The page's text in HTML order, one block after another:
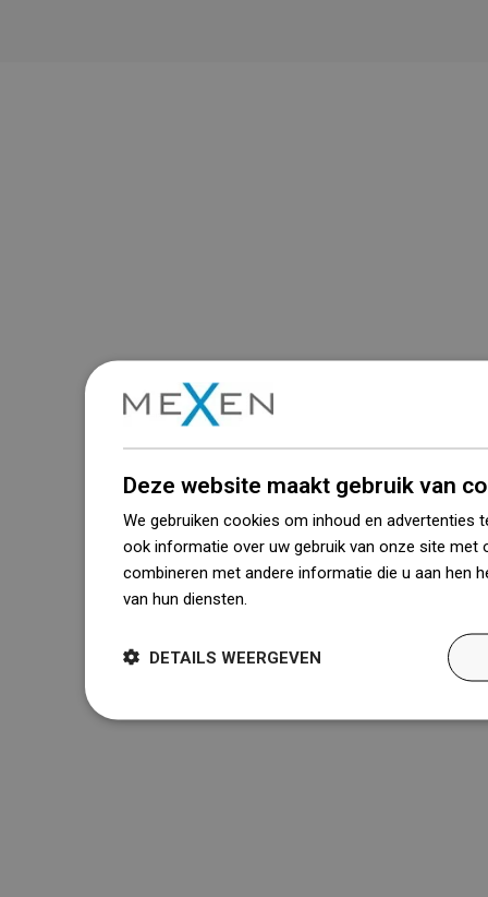
Deze website maakt gebruik van
We gebruiken cookies om inhoud en advertenties
ook informatie over uw gebruik van onze site met
combineren met andere informatie die u aan hen
van hun diensten.
DETAILS WEERGEVEN